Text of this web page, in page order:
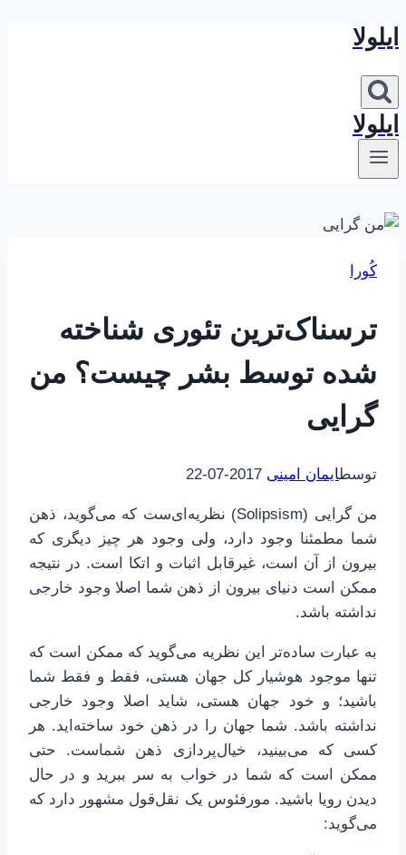
بازگشت
محتوا
ایلولا
ایلولا
کُورا
ترسناک‌ترین تئوری شناخته
شده توسط بشر چیست؟ من
گرایی
توسطایمان امینی 2017-07-22
من گرایی (Solipsism) نظریه‌ای‌ست که می‌گوید، ذهن
شما مطمئنا وجود دارد، ولی وجود هر چیز دیگری که
بیرون از آن است، غیرقابل اثبات و اتکا است. در نتیجه
ممکن است دنیای بیرون از ذهن شما اصلا وجود خارجی
نداشته باشد.
به عبارت ساده‌تر این نظریه می‌گوید که ممکن است که
تنها موجود هوشیار کل جهان هستی، فقط و فقط شما
باشید؛ و خود جهان هستی، شاید اصلا وجود خارجی
نداشته باشد. شما جهان را در ذهن خود ساخته‌اید. هر
کسی که می‌بینید، خیال‌پردازی ذهن شماست. حتی
ممکن است که شما در خواب به سر ببرید و در حال
دیدن رویا باشید. مورفئوس یک نقل‌قول مشهور دارد که
می‌گوید: